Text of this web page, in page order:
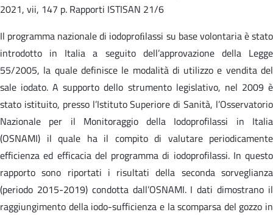
2021, vii, 147 p. Rapporti ISTISAN 21/6
Il programma nazionale di iodoproﬁlassi su base volontaria è stato
introdotto in Italia a seguito dell’approvazione della Legge
55/2005, la quale definisce le modalità di utilizzo e vendita del
sale iodato. A supporto dello strumento legislativo, nel 2009 è
stato istituito, presso l’Istituto Superiore di Sanità, l’Osservatorio
Nazionale per il Monitoraggio della Iodoprofilassi in Italia
(OSNAMI) il quale ha il compito di valutare periodicamente
efficienza ed efficacia del programma di iodoprofilassi. In questo
rapporto sono riportati i risultati della seconda sorveglianza
(periodo 2015-2019) condotta dall’OSNAMI. I dati dimostrano il
raggiungimento della iodo-sufficienza e la scomparsa del gozzo in